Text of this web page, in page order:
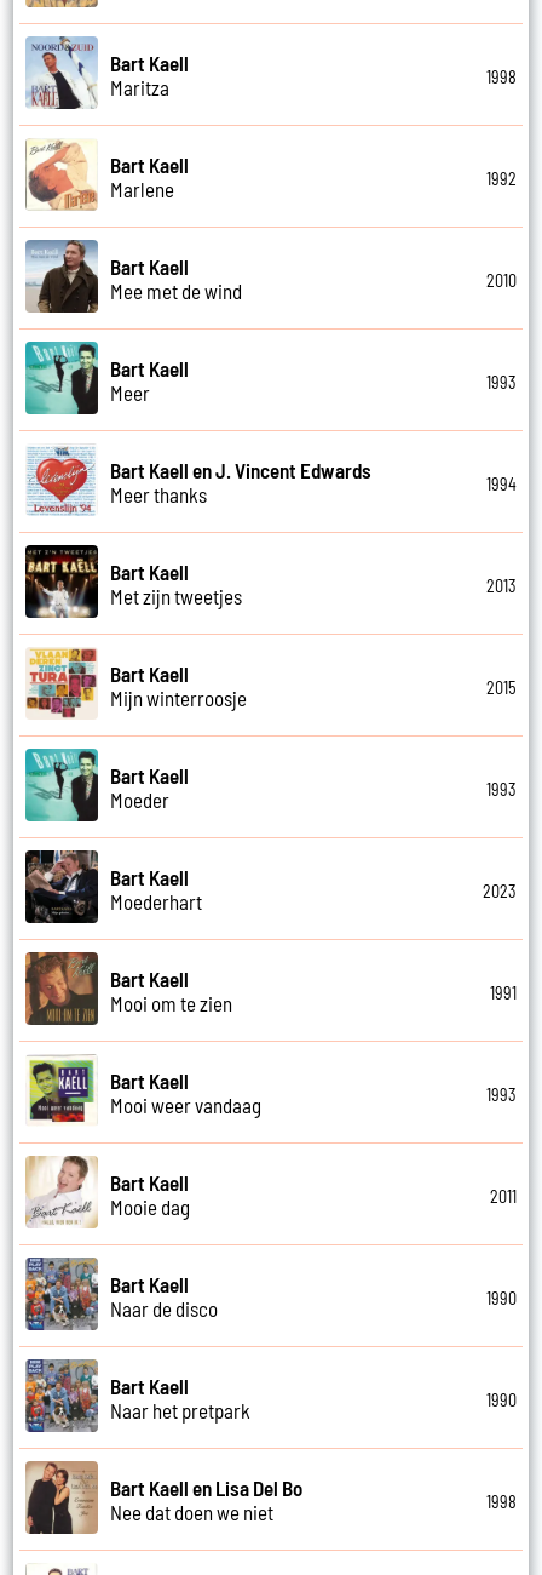
Bart Kaell
Maritza
1998
Bart Kaell
Marlene
1992
Bart Kaell
Mee met de wind
2010
Bart Kaell
Meer
1993
Bart Kaell en J. Vincent Edwards
Meer thanks
1994
Bart Kaell
Met zijn tweetjes
2013
Bart Kaell
Mijn winterroosje
2015
Bart Kaell
Moeder
1993
Bart Kaell
Moederhart
2023
Bart Kaell
Mooi om te zien
1991
Bart Kaell
Mooi weer vandaag
1993
Bart Kaell
Mooie dag
2011
Bart Kaell
Naar de disco
1990
Bart Kaell
Naar het pretpark
1990
Bart Kaell en Lisa Del Bo
Nee dat doen we niet
1998